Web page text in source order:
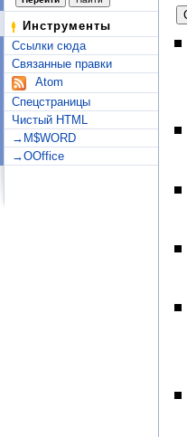
Инструменты
Ссылки сюда
Связанные правки
Atom
Спецстраницы
Чистый HTML
→M$WORD
→OOffice